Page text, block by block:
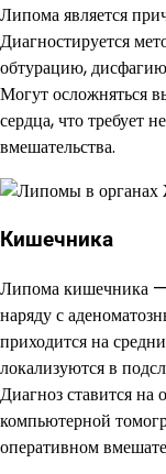
Липома является
Диагностируется
обтурацию,
Могут осложняться
сердца, что требует
вмешательства.
Кишечника
Липома кишечника
наряду с
приходится на
локализуются в
Диагноз ставится на
компьютерной
оперативном